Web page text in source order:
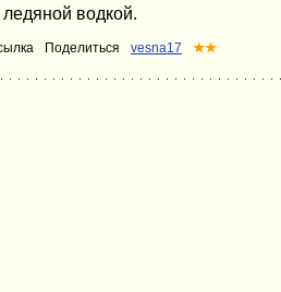
водкой.
Поделиться vesna17 ★★